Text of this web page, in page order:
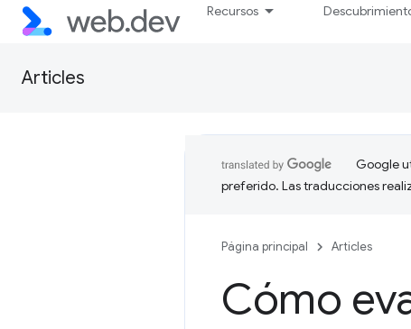
Recursos
Articles
Google
preferido. Las traducciones
Página principal Articles
Cómo